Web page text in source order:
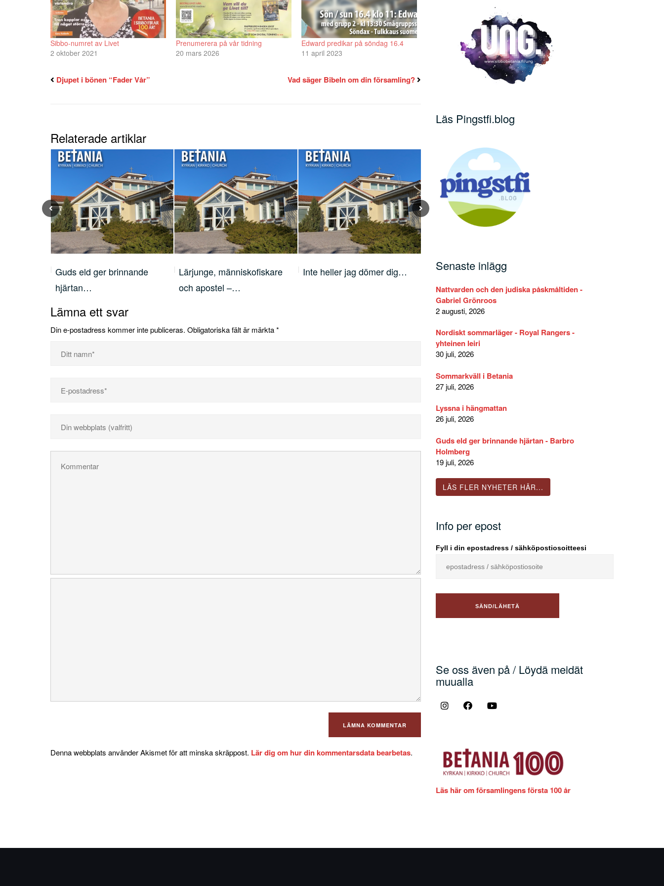
Sibbo-numret av Livet
2 oktober 2021
Prenumerera på vår tidning
20 mars 2026
Edward predikar på söndag 16.4
11 april 2023
Djupet i bönen “Fader Vår” Vad säger Bibeln om din församling?
Relaterade artiklar
Lärjunge, människofiskare
och apostel –…
Inte heller jag dömer dig…
Din längtan och fruktan
Lär känna Herdens röst –…
Lämna ett svar
Din e-postadress kommer inte publiceras. Obligatoriska fält är märkta*
Denna webbplats använder Akismet för att minska skräppost. Lär dig om hur din kommentarsdata bearbetas.
Läs Pingstfi.blog
Senaste inlägg
Nattvarden och den judiska påskmåltiden -
Gabriel Grönroos
2 augusti, 2026
Nordiskt sommarläger - Royal Rangers -
yhteinen leiri
30 juli, 2026
Sommarkväll i Betania
27 juli, 2026
Lyssna i hängmattan
26 juli, 2026
Guds eld ger brinnande hjärtan - Barbro
Holmberg
19 juli, 2026
LÄS FLER NYHETER HÄR...
Info per epost
Fyll i din epostadress / sähköpostiosoitteesi
Se oss även på / Löydä meidät
muualla
Läs här om församlingens första 100 år